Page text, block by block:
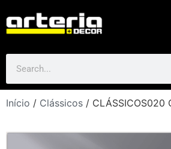
Início / Clássicos / CLÁSSICOS020